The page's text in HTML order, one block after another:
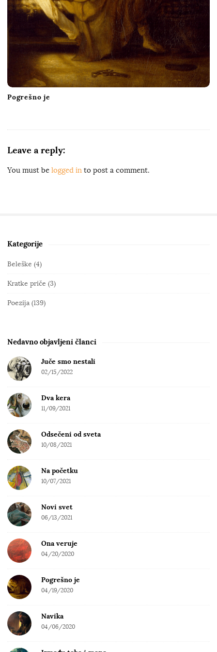
Pogrešno je
Leave a reply:
You must be logged in to post a comment.
S
i
e
S
e
a
r
Kategorije
Beleške (4)
Kratke priče (3)
Poezija (139)
Nedavno objavljeni članci
Juče smo nestali
02/15/2022
Dva kera
11/09/2021
Odsečeni od sveta
10/08/2021
Na početku
10/07/2021
Novi svet
06/13/2021
Ona veruje
04/20/2020
Pogrešno je
04/19/2020
Navika
04/06/2020